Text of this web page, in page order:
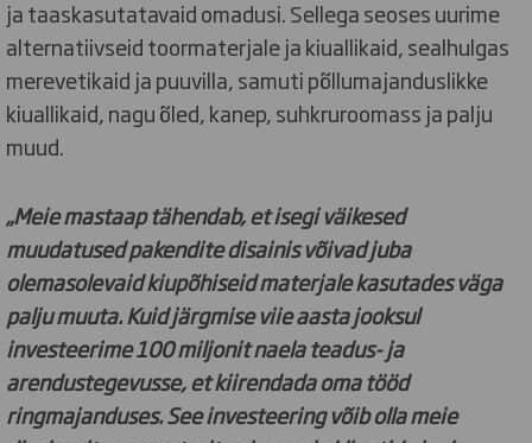
ja taaskasutatavaid omadusi. Sellega seoses uurime
alternatiivseid toormaterjale ja kiuallikaid, sealhulgas
merevetikaid ja puuvilla, samuti põllumajanduslikke
kiuallikaid, nagu õled, kanep, suhkruroomass ja palju
muud.
„Meie mastaap tähendab, et isegi väikesed
muudatused pakendite disainis võivad juba
olemasolevaid kiupõhiseid materjale kasutades väga
palju muuta. Kuid järgmise viie aasta jooksul
investeerime 100 miljonit naela teadus- ja
arendustegevusse, et kiirendada oma tööd
ringmajanduses. See investeering võib olla meie